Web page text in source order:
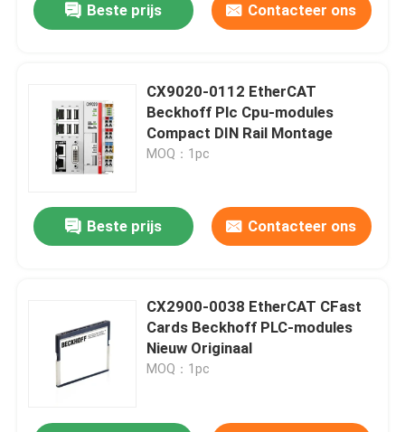
Beste prijs Contacteer ons
CX9020-0112 EtherCAT
Beckhoff Plc Cpu-modules
Compact DIN Rail Montage
MOQ：1pc
Beste prijs Contacteer ons
CX2900-0038 EtherCAT CFast
Cards Beckhoff PLC-modules
Nieuw Originaal
MOQ：1pc